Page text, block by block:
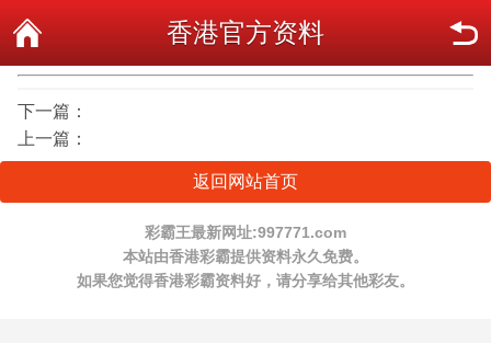
香港官方资料
下一篇：
上一篇：
返回网站首页
彩霸王最新网址:997771.com
本站由香港彩霸提供资料永久免费。
如果您觉得香港彩霸资料好，请分享给其他彩友。